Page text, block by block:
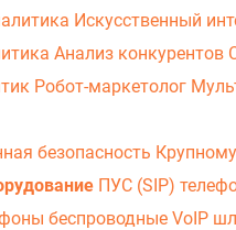
Искусственный
Анализ конкурентов
Робот-маркетолог
безопасность
ПУС (SIP)
беспроводные VoIP